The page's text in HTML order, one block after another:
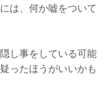
は、何か嘘をついて
し事をしている可能
ったほうがいいかも